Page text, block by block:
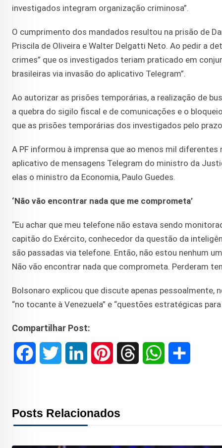
investigados integram organização criminosa”.
O cumprimento dos mandados resultou na prisão de
Priscila de Oliveira e Walter Delgatti Neto. Ao pedir a
crimes” que os investigados teriam praticado em
brasileiras via invasão do aplicativo Telegram”.
Ao autorizar as prisões temporárias, a realização de
a quebra do sigilo fiscal e de comunicações e o
que as prisões temporárias dos investigados pelo
A PF informou à imprensa que ao menos mil
aplicativo de mensagens Telegram do ministro da
elas o ministro da Economia, Paulo Guedes.
‘Não vão encontrar nada que me comprometa’
“Eu achar que meu telefone não estava sendo
capitão do Exército, conhecedor da questão da
são passadas via telefone. Então, não estou nenhum
Não vão encontrar nada que comprometa. Perderam
Bolsonaro explicou que discute apenas
“no tocante à Venezuela” e “questões estratégicas
Compartilhar Post:
e t k t
Posts Relacionados